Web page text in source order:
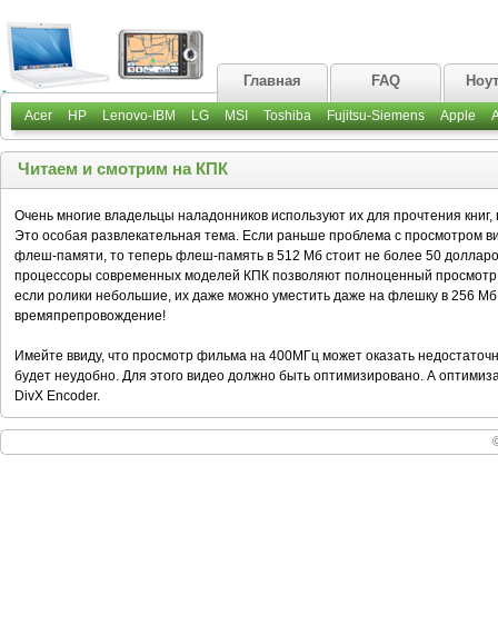
Главная FAQ
Acer HP Lenovo-IBM LG MSI Toshiba Fujitsu-Siemens Apple
Читаем и смотрим на КПК
Очень многие владельцы наладонников используют их для прочтения
Это особая развлекательная тема. Если раньше проблема с просмотром
флеш-памяти, то теперь флеш-память в 512 Мб стоит не более 50
процессоры современных моделей КПК позволяют полноценный
если ролики небольшие, их даже можно уместить даже на флешку в 256
времяпрепровождение!
Имейте ввиду, что просмотр фильма на 400МГц может оказать
будет неудобно. Для этого видео должно быть оптимизировано. А
DivX Encoder.